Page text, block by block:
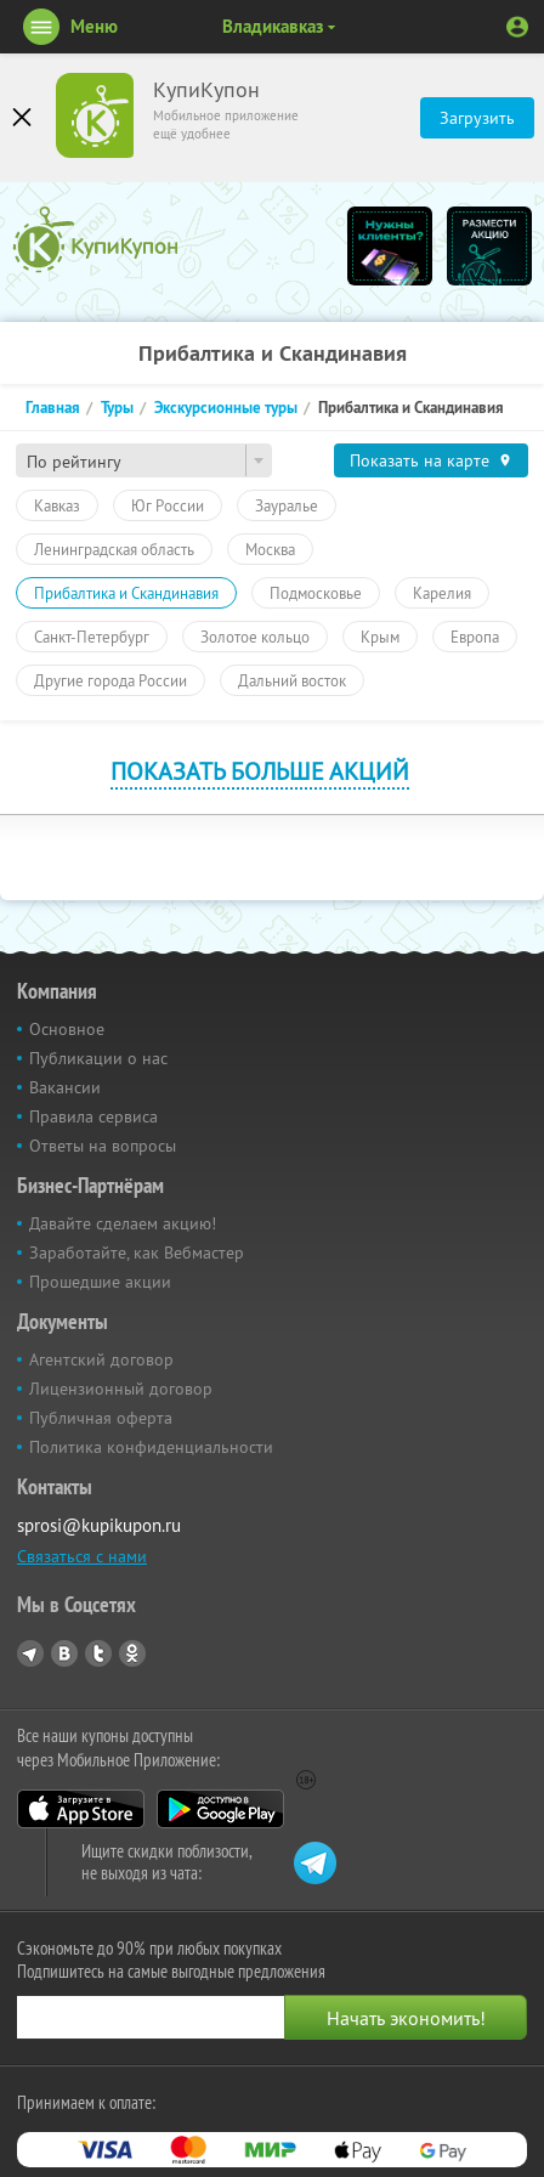
КупиКупон
Мобильное приложение
ещё удобнее
Загрузить
Меню Владикавказ
Прибалтика и Скандинавия
По рейтингу
Главная Туры Экскурсионные туры Прибалтика и Скандинавия
Показать на карте
Кавказ Юг России Зауралье
Ленинградская область Москва
Прибалтика и Скандинавия Подмосковье Карелия
Санкт-Петербург Золотое кольцо Крым Европа
Другие города России Дальний восток
ПОКАЗАТЬ БОЛЬШЕ АКЦИЙ
Компания
Основное
Публикации о нас
Вакансии
Правила сервиса
Ответы на вопросы
Бизнес-Партнёрам
Давайте сделаем акцию!
Заработайте, как Вебмастер
Прошедшие акции
Документы
Агентский договор
Лицензионный договор
Публичная оферта
Политика конфиденциальности
Контакты
sprosi@kupikupon.ru
Связаться с нами
Мы в Соцсетях
Все наши купоны доступны
через Мобильное Приложение:
Ищите скидки поблизости,
не выходя из чата:
Сэкономьте до 90% при любых покупках
Подпишитесь на самые выгодные предложения
Принимаем к оплате: